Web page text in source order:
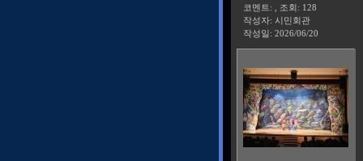
코멘트: , 조회: 128
작성자: 시민회관
작성일: 2026/06/20